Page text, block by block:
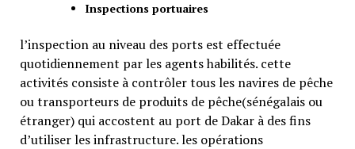
Inspections portuaires
l’inspection au niveau des ports est effectuée
quotidiennement par les agents habilités. cette
activités consiste à contrôler tous les navires de pêche
ou transporteurs de produits de pêche(sénégalais ou
étranger) qui accostent au port de Dakar à des fins
d’utiliser les infrastructure. les opérations